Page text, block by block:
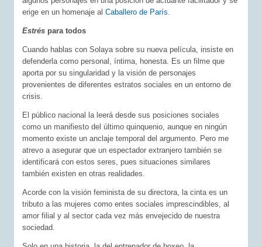
erige en un homenaje alCaballero de París
Estrés para todos
Cuando hablas con Solaya sobre su nueva película, insiste en
defenderla como personal, íntima, honesta. Es un filme que
aporta por su singularidad y la visión de personajes
provenientes de diferentes estratos sociales en un entorno de
crisis.
El público nacional la leerá desde sus posiciones sociales
como un manifiesto del último quinquenio, aunque en ningún
momento existe un anclaje temporal del argumento. Pero me
atrevo a asegurar que un espectador extranjero también se
identificará con estos seres, pues situaciones similares
también existen en otras realidades.
Acorde con la visión feminista de su directora, la cinta es un
tributo a las mujeres como entes sociales imprescindibles, al
amor filial y al sector cada vez más envejecido de nuestra
sociedad.